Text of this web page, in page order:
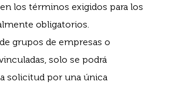
en los términos exigidos para los
obligatorios.
grupos de empresas o
solo se podrá
solicitud por una única